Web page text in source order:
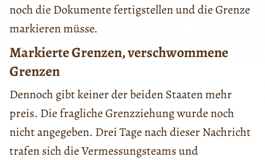
noch die Dokumente fertigstellen und die Grenze
markieren müsse.
Markierte Grenzen, verschwommene
Grenzen
Dennoch gibt keiner der beiden Staaten mehr
preis. Die fragliche Grenzziehung wurde noch
nicht angegeben. Drei Tage nach dieser Nachricht
trafen sich die Vermessungsteams und